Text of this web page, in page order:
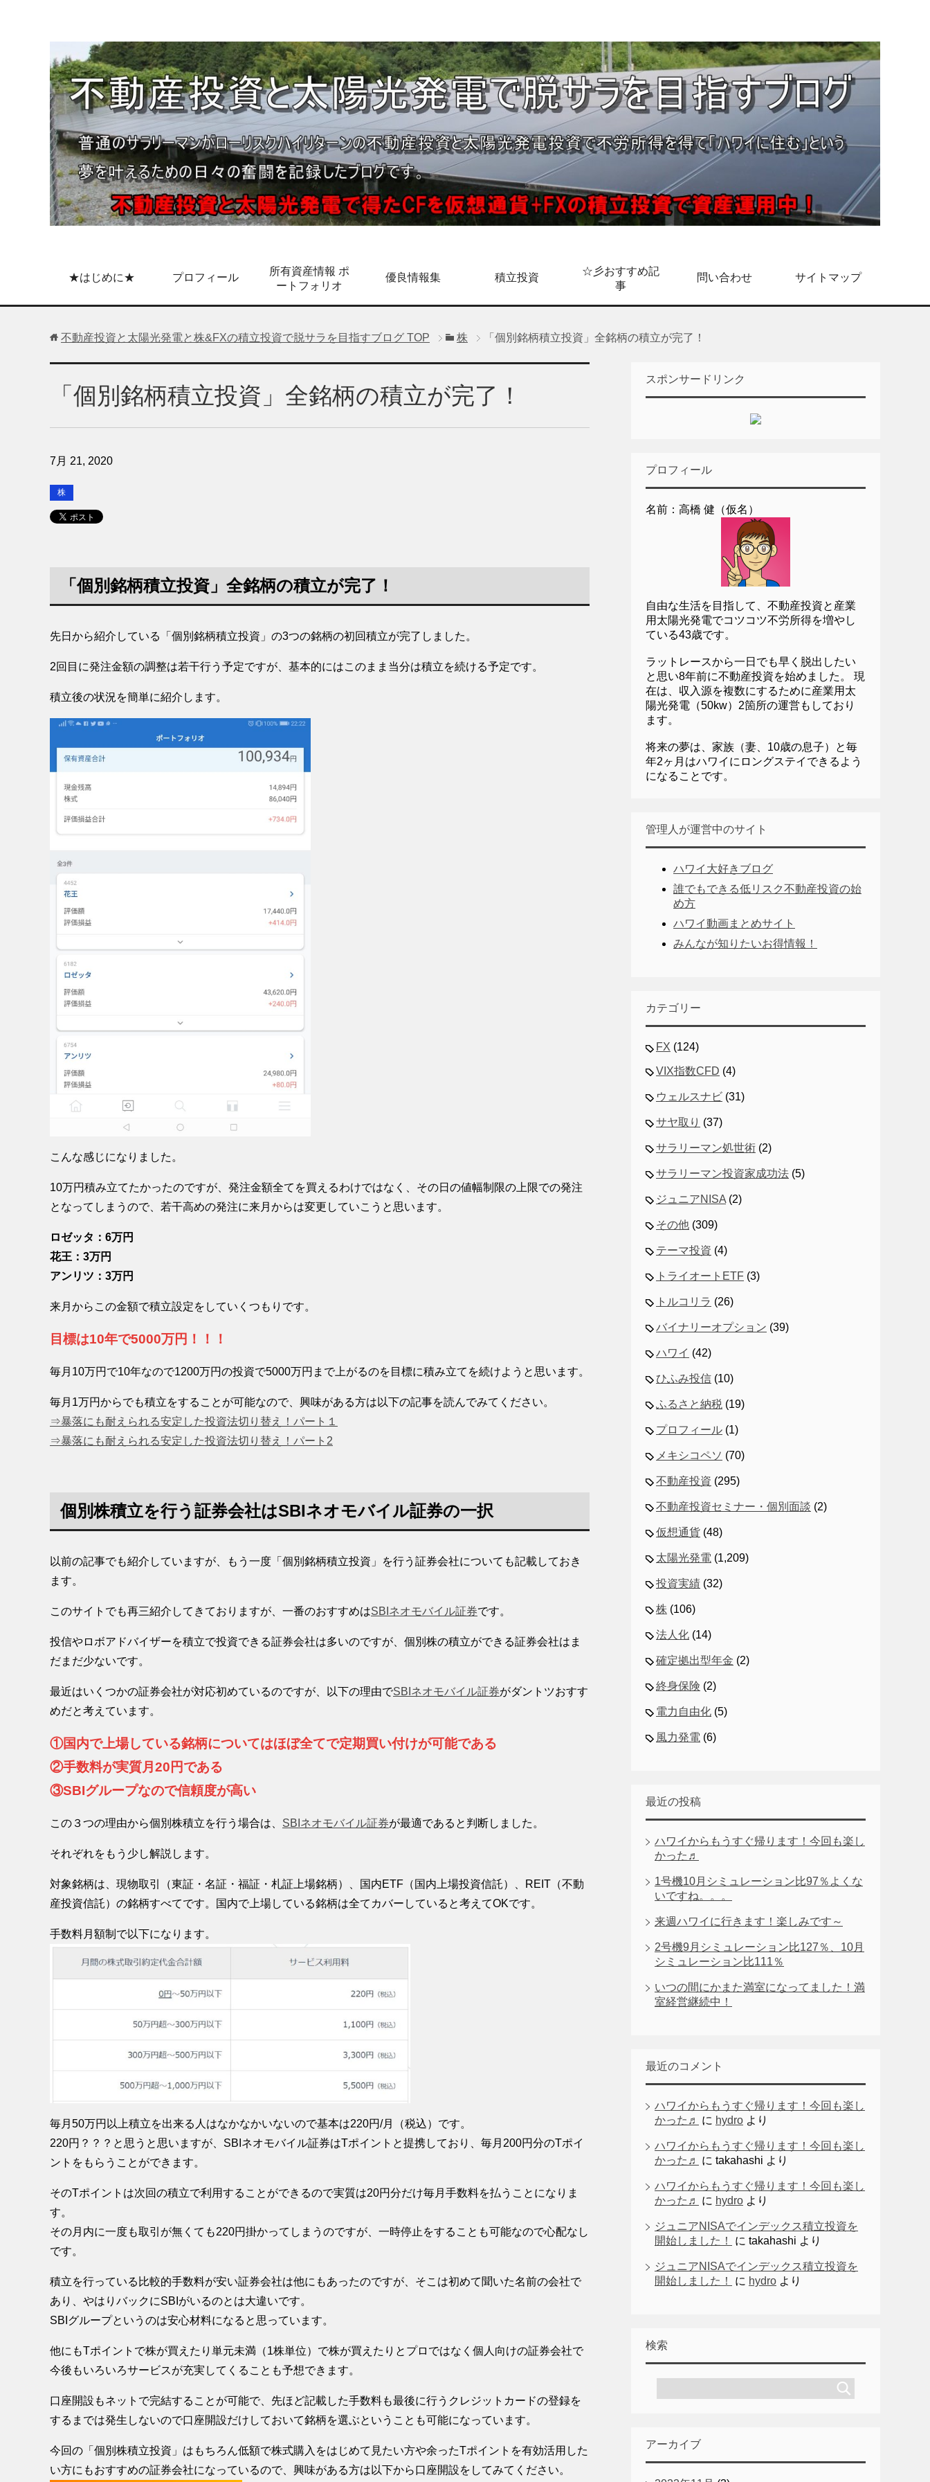
★はじめに★ プロフィール
所有資産情報 ポ
ートフォリオ
優良情報集 積立投資
☆彡おすすめ記
事
問い合わせ サイトマップ
不動産投資と太陽光発電と株&FXの積立投資で脱サラを目指すブログ TOP 株 「個別銘柄積立投資」全銘柄の積立が完了！
「個別銘柄積立投資」全銘柄の積立が完了！
7月 21, 2020
株
「個別銘柄積立投資」全銘柄の積立が完了！
先日から紹介している「個別銘柄積立投資」の3つの銘柄の初回積立が完了しました。
2回目に発注金額の調整は若干行う予定ですが、基本的にはこのまま当分は積立を続ける予定です。
積立後の状況を簡単に紹介します。
こんな感じになりました。
10万円積み立てたかったのですが、発注金額全てを買えるわけではなく、その日の値幅制限の上限での発注
となってしまうので、若干高めの発注に来月からは変更していこうと思います。
ロゼッタ：6万円
花王：3万円
アンリツ：3万円
来月からこの金額で積立設定をしていくつもりです。
目標は10年で5000万円！！！
毎月10万円で10年なので1200万円の投資で5000万円まで上がるのを目標に積み立てを続けようと思います。
毎月1万円からでも積立をすることが可能なので、興味がある方は以下の記事を読んでみてください。
⇒暴落にも耐えられる安定した投資法切り替え！パート１
⇒暴落にも耐えられる安定した投資法切り替え！パート2
個別株積立を行う証券会社はSBIネオモバイル証券の一択
以前の記事でも紹介していますが、もう一度「個別銘柄積立投資」を行う証券会社についても記載しておき
ます。
このサイトでも再三紹介してきておりますが、一番のおすすめはSBIネオモバイル証券です。
投信やロボアドバイザーを積立で投資できる証券会社は多いのですが、個別株の積立ができる証券会社はま
だまだ少ないです。
最近はいくつかの証券会社が対応初めているのですが、以下の理由でSBIネオモバイル証券がダントツおすす
めだと考えています。
①国内で上場している銘柄についてはほぼ全てで定期買い付けが可能である
②手数料が実質月20円である
③SBIグループなので信頼度が高い
この３つの理由から個別株積立を行う場合は、 SBIネオモバイル証券が最適であると判断しました。
それぞれをもう少し解説します。
対象銘柄は、現物取引（東証・名証・福証・札証上場銘柄）、国内ETF（国内上場投資信託）、REIT（不動
産投資信託）の銘柄すべてです。国内で上場している銘柄は全てカバーしていると考えてOKです。
手数料月額制で以下になります。
毎月50万円以上積立を出来る人はなかなかいないので基本は220円/月（税込）です。
220円？？？と思うと思いますが、SBIネオモバイル証券はTポイントと提携しており、毎月200円分のTポイ
ントをもらうことができます。
そのTポイントは次回の積立で利用することができるので実質は20円分だけ毎月手数料を払うことになりま
す。
その月内に一度も取引が無くても220円掛かってしまうのですが、一時停止をすることも可能なので心配なし
です。
積立を行っている比較的手数料が安い証券会社は他にもあったのですが、そこは初めて聞いた名前の会社で
あり、やはりバックにSBIがいるのとは大違いです。
SBIグループというのは安心材料になると思っています。
他にもTポイントで株が買えたり単元未満（1株単位）で株が買えたりとプロではなく個人向けの証券会社で
今後もいろいろサービスが充実してくることも予想できます。
口座開設もネットで完結することが可能で、先ほど記載した手数料も最後に行うクレジットカードの登録を
するまでは発生しないので口座開設だけしておいて銘柄を選ぶということも可能になっています。
今回の「個別株積立投資」はもちろん低額で株式購入をはじめて見たい方や余ったTポイントを有効活用した
い方にもおすすめの証券会社になっているので、興味がある方は以下から口座開設をしてみてください。
スポンサードリンク
プロフィール
名前：高橋 健（仮名）
自由な生活を目指して、不動産投資と産業
用太陽光発電でコツコツ不労所得を増やし
ている43歳です。
ラットレースから一日でも早く脱出したい
と思い8年前に不動産投資を始めました。 現
在は、収入源を複数にするために産業用太
陽光発電（50kw）2箇所の運営もしており
ます。
将来の夢は、家族（妻、10歳の息子）と毎
年2ヶ月はハワイにロングステイできるよう
になることです。
管理人が運営中のサイト
ハワイ大好きブログ
誰でもできる低リスク不動産投資の始
め方
ハワイ動画まとめサイト
みんなが知りたいお得情報！
カテゴリー
FX (124)
VIX指数CFD (4)
ウェルスナビ (31)
サヤ取り (37)
サラリーマン処世術 (2)
サラリーマン投資家成功法 (5)
ジュニアNISA (2)
その他 (309)
テーマ投資 (4)
トライオートETF (3)
トルコリラ (26)
バイナリーオプション (39)
ハワイ (42)
ひふみ投信 (10)
ふるさと納税 (19)
プロフィール (1)
メキシコペソ (70)
不動産投資 (295)
不動産投資セミナー・個別面談 (2)
仮想通貨 (48)
太陽光発電 (1,209)
投資実績 (32)
株 (106)
法人化 (14)
確定拠出型年金 (2)
終身保険 (2)
電力自由化 (5)
風力発電 (6)
最近の投稿
ハワイからもうすぐ帰ります！今回も楽し
かった♬
1号機10月シミュレーション比97％よくな
いですね。。。
来週ハワイに行きます！楽しみです～
2号機9月シミュレーション比127％、10月
シミュレーション比111％
いつの間にかまた満室になってました！満
室経営継続中！
最近のコメント
ハワイからもうすぐ帰ります！今回も楽し
かった♬
に hydro より
ハワイからもうすぐ帰ります！今回も楽し
かった♬
に takahashi より
ハワイからもうすぐ帰ります！今回も楽し
かった♬
に hydro より
ジュニアNISAでインデックス積立投資を
開始しました！
に takahashi より
ジュニアNISAでインデックス積立投資を
開始しました！
に hydro より
検索
アーカイブ